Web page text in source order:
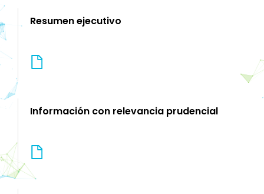
Resumen ejecutivo
Información con relevancia prudencial